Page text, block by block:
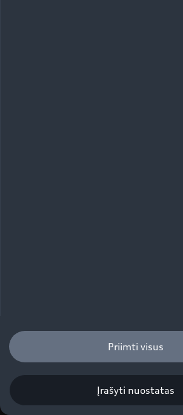
Priimti visus
Įrašyti nuostatas